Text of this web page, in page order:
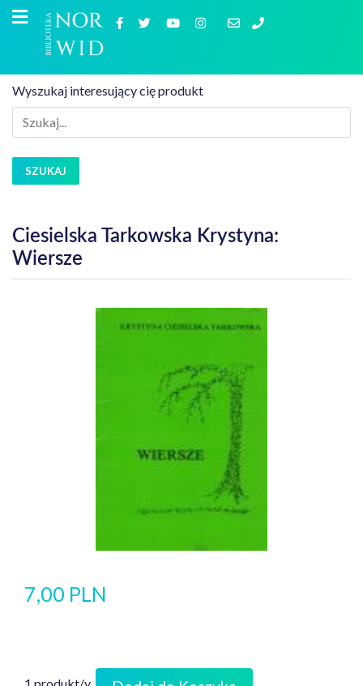
Wyszukaj interesujący cię produkt
SZUKAJ
Ciesielska Tarkowska Krystyna:
Wiersze
7,00 PLN
1 produkt/y